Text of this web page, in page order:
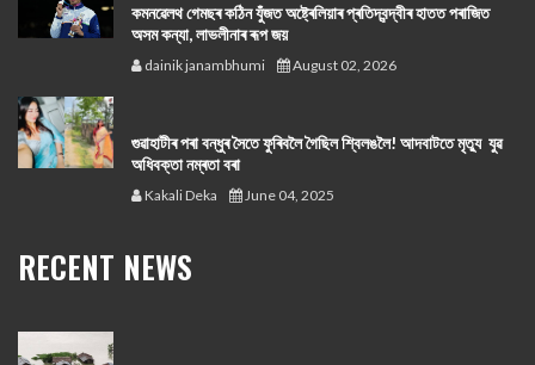
কমনৱেলথ গেমছৰ কঠিন যুঁজত অষ্ট্ৰেলিয়াৰ প্ৰতিদ্বন্দ্বীৰ হাতত পৰাজিত
অসম কন্যা, লাভলীনাৰ ৰূপ জয়
dainik janambhumi August 02, 2026
গুৱাহাটীৰ পৰা বন্ধুৰ সৈতে ফুৰিবলৈ গৈছিল শ্বিলঙলৈ! আদবাটতে মৃত্যু যুৱ
অধিবক্তা নম্ৰতা বৰা
Kakali Deka June 04, 2025
RECENT NEWS